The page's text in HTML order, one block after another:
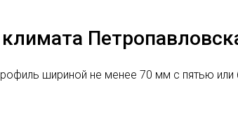
шириной не менее 70 мм с пятью